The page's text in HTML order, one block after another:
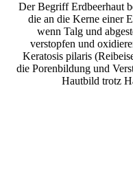
Der Begriff Erdbeerhaut
die an die Kerne einer
wenn Talg und
verstopfen und
Keratosis pilaris
die Porenbildung und
Hautbild trotz